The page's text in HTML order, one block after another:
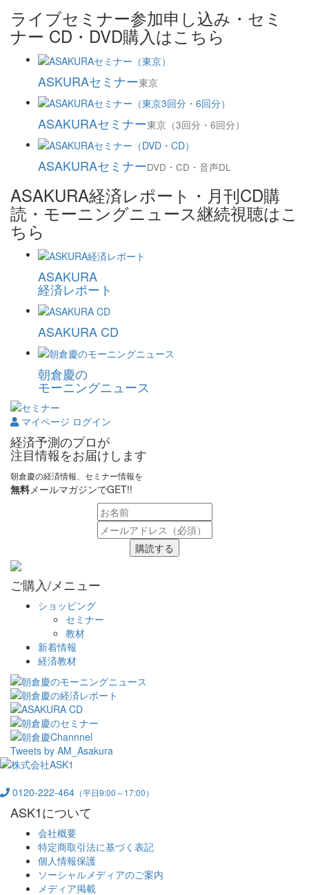
ライブセミナー参加申し込み・セミ
ナー CD・DVD購入はこちら
ASKURAセミナー東京
ASAKURAセミナー東京（3回分・6回分）
ASAKURAセミナーDVD・CD・音声DL
ASAKURA経済レポート・月刊CD購
読・モーニングニュース継続視聴はこ
ちら
ASAKURA
経済レポート
ASAKURA CD
朝倉慶の
モーニングニュース
マイページ ログイン
経済予測のプロが
注目情報をお届けします
朝倉慶の経済情報、セミナー情報を
無料メールマガジンでGET!!
購読する
ご購入/メニュー
ショッピング
セミナー
教材
新着情報
経済教材
Tweets by AM_Asakura
0120-222-464 （平日9:00～17:00）
ASK1について
会社概要
特定商取引法に基づく表記
個人情報保護
ソーシャルメディアのご案内
メディア掲載